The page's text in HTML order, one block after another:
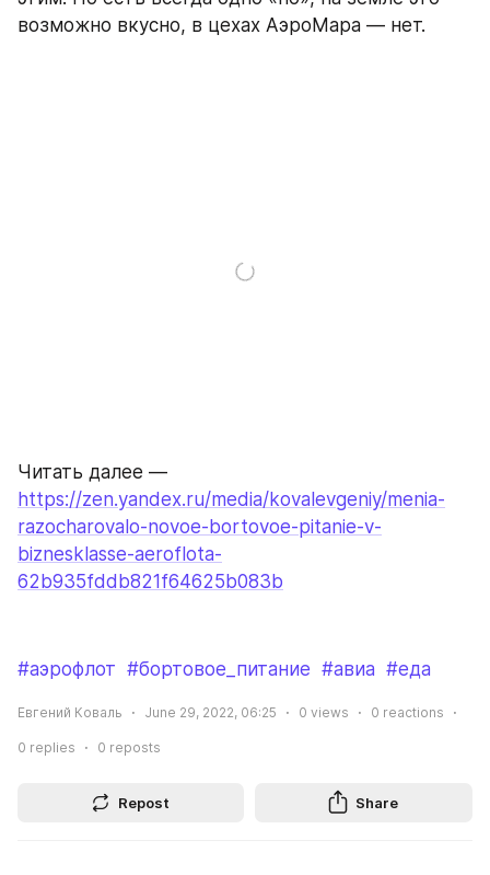
возможно вкусно, в цехах АэроМара — нет.
https://zen.yandex.ru/media/kovalevgeniy/menia-
razocharovalo-novoe-bortovoe-pitanie-v-
biznesklasse-aeroflota-
62b935fddb821f64625b083b
#аэрофлот #бортовое_питание #авиа #еда
Евгений Коваль June 29, 2022, 06:25 0 views 0 reactions
0 replies 0 reposts
Repost Share